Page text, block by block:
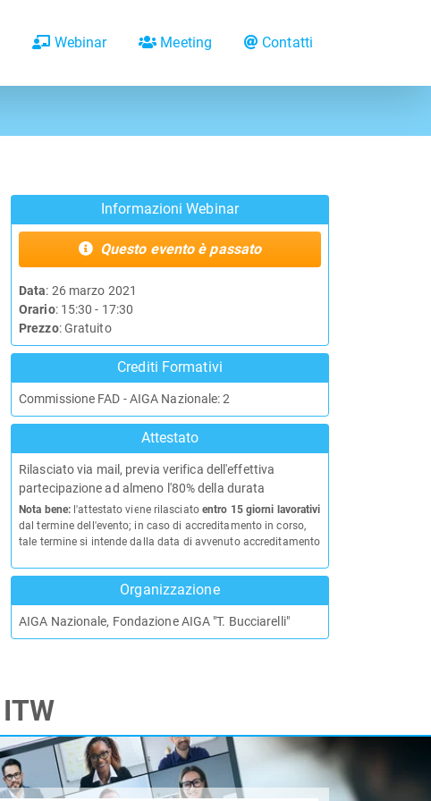
Webinar Meeting Contatti
Informazioni Webinar
Questo evento è passato
Data: 26 marzo 2021
Orario: 15:30 - 17:30
Prezzo: Gratuito
Crediti Formativi
Commissione FAD - AIGA Nazionale: 2
Attestato
Rilasciato via mail, previa verifica dell'effettiva
partecipazione ad almeno l'80% della durata
Nota bene: l'attestato viene rilasciato entro 15 giorni lavorativi
dal termine dell'evento; in caso di accreditamento in corso,
tale termine si intende dalla data di avvenuto accreditamento
Organizzazione
AIGA Nazionale, Fondazione AIGA "T. Bucciarelli"
ITW